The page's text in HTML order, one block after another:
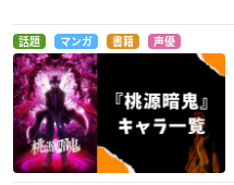
話題 マンガ 書籍 声優